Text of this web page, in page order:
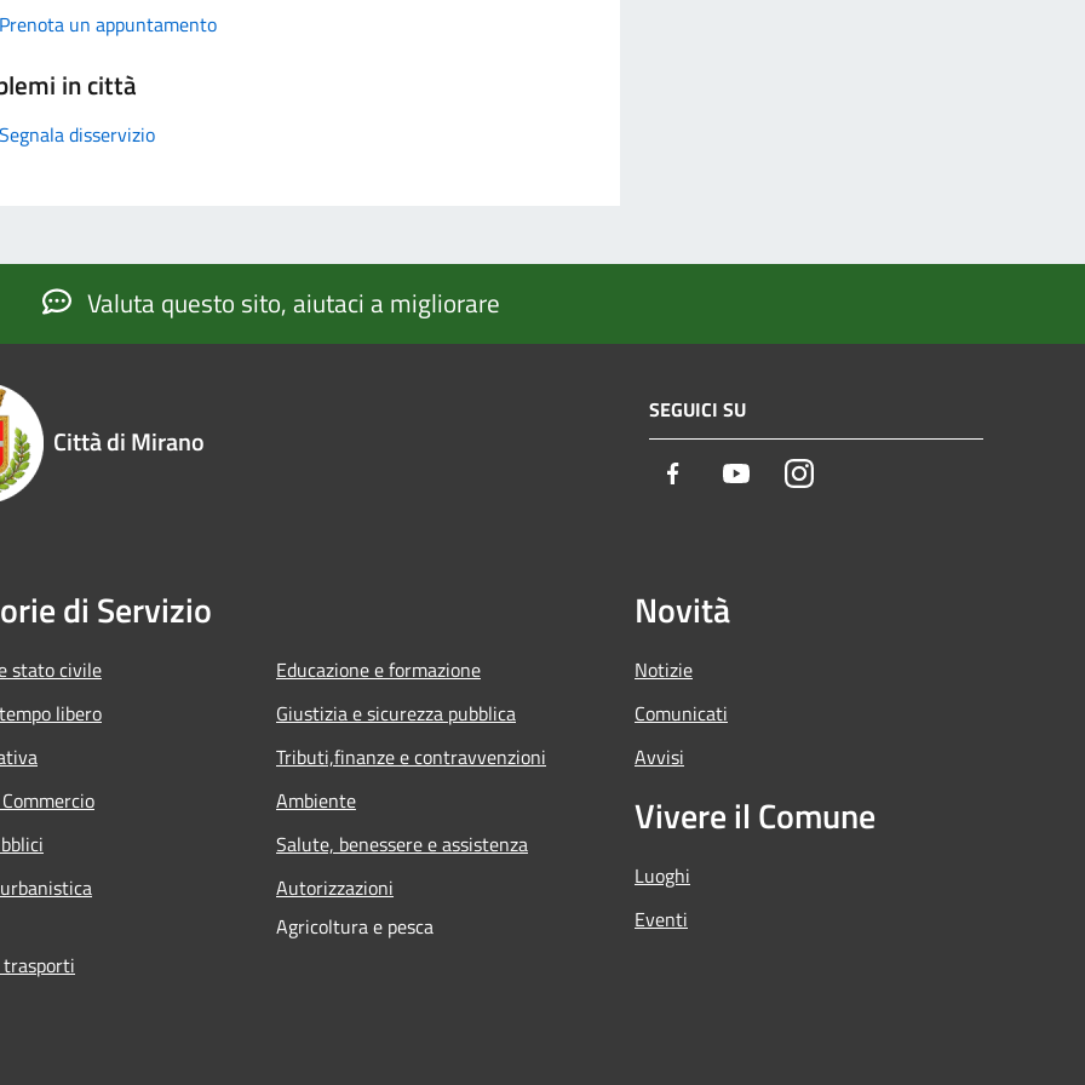
Prenota un appuntamento
in città
Segnala disservizio
Valuta questo sito, aiutaci a migliorare
Città di Mirano
SEGUICI SU
Facebook YoutubeInstagram
di Servizio
stato civile
libero
Educazione e formazione
Giustizia e sicurezza pubblica
Tributi,finanze e contravvenzioni
Ambiente
Salute, benessere e assistenza
Autorizzazioni
Agricoltura e pesca
Novità
Notizie
Comunicati
Avvisi
Vivere il Comune
Luoghi
Eventi